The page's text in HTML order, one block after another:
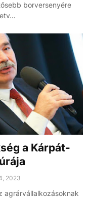
borversenyére
a Kárpát-
2023
agrárvállalkozásoknak